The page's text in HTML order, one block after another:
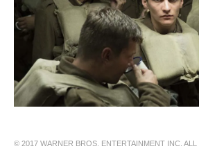
© 2017 WARNER BROS. ENTERTAINMENT INC. ALL